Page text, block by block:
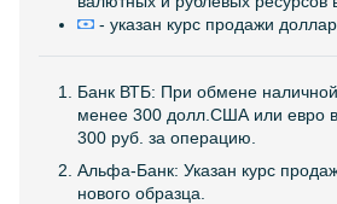
- указан курс продажи
Банк ВТБ: При обмене
менее 300 долл.США или евро
300 руб. за операцию.
Альфа-Банк: Указан курс
нового образца.